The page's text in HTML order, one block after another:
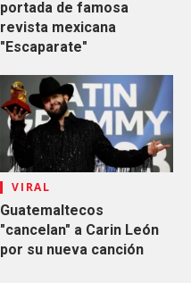
portada de famosa
revista mexicana
"Escaparate"
VIRAL
Guatemaltecos
"cancelan" a Carin León
por su nueva canción